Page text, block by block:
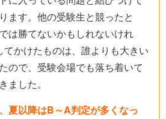
ます。他の受験生と競ったと
は勝てないかもしれないけれ
てかけたものは、誰よりも大きい
ので、受験会場でも落ち着いて
ました。
夏以降はB～A判定が多くなっ